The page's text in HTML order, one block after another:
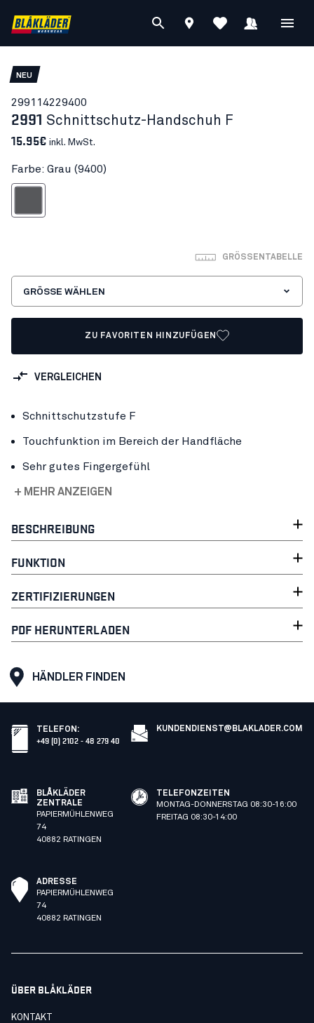
NEU
299114229400
2991 Schnittschutz-Handschuh F
15.95€ inkl. MwSt.
Farbe: Grau (9400)
GRÖSSENTABELLE
GRÖSSE WÄHLEN
ZU FAVORITEN HINZUFÜGEN
VERGLEICHEN
Schnittschutzstufe F
Touchfunktion im Bereich der Handfläche
Sehr gutes Fingergefühl
+ MEHR ANZEIGEN
BESCHREIBUNG
FUNKTION
ZERTIFIZIERUNGEN
PDF HERUNTERLADEN
HÄNDLER FINDEN
TELEFON :
+49 (0) 2102 - 48 279 40
KUNDENDIENST@BLAKLADER.COM
BLÅKLÄDER
ZENTRALE
PAPIERMÜHLENWEG
74
40882 RATINGEN
TELEFONZEITEN
MONTAG-DONNERSTAG 08:30-16:00
FREITAG 08:30-14:00
ADRESSE
PAPIERMÜHLENWEG
74
40882 RATINGEN
ÜBER BLÅKLÄDER
KONTAKT